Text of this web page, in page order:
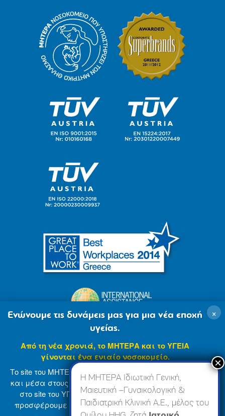
© 2007-2024 ΜΗΤΕΡΑ Α.Ε Όροι Χρήσης
Η ΜΗΤΕΡΑ Ιδιωτική Γενική,
Μαιευτική –Γυναικολογική &
Παιδιατρική Κλινική Α.Ε., μέλος του
×
Ενώνουμε τις δυνάμεις μας για μια νέα εποχή
υγείας.
Από τη νέα χρονιά, το ΜΗΤΕΡΑ και το ΥΓΕΙΑ
γίνονται ένα ενιαίο νοσοκομείο.
Το site του ΜΗΤΕΡΑ βρίσκεται σε φάση ανανέωσης
και μέσα στους επόμενους μήνες θα ενσωματωθεί
στο site του ΥΓΕΙΑ (www.hygeia.gr), ώστε να σας
προσφέρουμε μια πιο ολοκληρωμένη και ενιαία